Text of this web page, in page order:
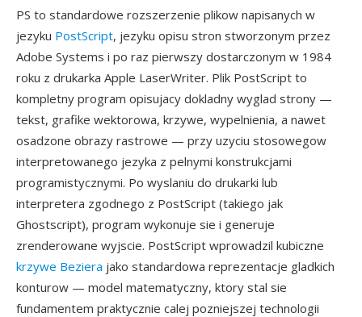
PS to standardowe rozszerzenie plikow napisanych w
jezyku PostScript, jezyku opisu stron stworzonym przez
Adobe Systems i po raz pierwszy dostarczonym w 1984
roku z drukarka Apple LaserWriter. Plik PostScript to
kompletny program opisujacy dokladny wyglad strony —
tekst, grafike wektorowa, krzywe, wypelnienia, a nawet
osadzone obrazy rastrowe — przy uzyciu stosowegow
interpretowanego jezyka z pelnymi konstrukcjami
programistycznymi. Po wyslaniu do drukarki lub
interpretera zgodnego z PostScript (takiego jak
Ghostscript), program wykonuje sie i generuje
zrenderowane wyjscie. PostScript wprowadzil kubiczne
krzywe Beziera jako standardowa reprezentacje gladkich
konturow — model matematyczny, ktory stal sie
fundamentem praktycznie calej pozniejszej technologii